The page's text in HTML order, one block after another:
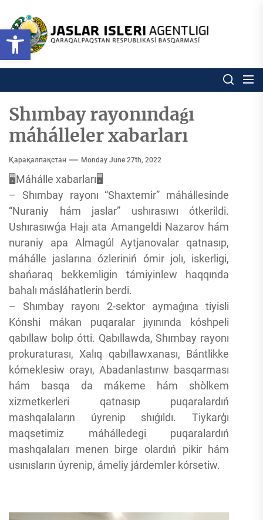
Open toolbar
content
Respublikası
basqarması
Ózbekstan jaslar isleri
Shımbay rayonındaǵı
máhálleler xabarları
Қарақалпақстан Monday June 27th, 2022
🖥Máhálle xabarları🖥
– Shımbay rayonı “Shaxtemir” máhállesinde
“Nuraniy hám jaslar” ushırasıwı ótkerildi.
Ushırasıwǵa Hajı ata Amangeldi Nazarov hám
nuraniy apa Almagúl Aytjanovalar qatnasıp,
máhálle jaslarına ózleriniń ómir jolı, iskerligi,
shańaraq bekkemligin támiyinlew haqqında
bahalı másláhatlerin berdi.
– Shımbay rayonı 2-sektor aymaǵına tiyisli
Kónshi mákan puqaralar jıyınında kóshpeli
qabıllaw bolıp ótti. Qabıllawda, Shımbay rayonı
prokuraturası, Xalıq qabıllawxanası, Bántlikke
kómeklesiw orayı, Abadanlastırıw basqarması
hám basqa da mákeme hám shòlkem
xizmetkerleri qatnasıp puqaralardıń
mashqalaların úyrenip shıǵıldı. Tiykarģı
maqsetimiz máhálledegi puqaralardıń
mashqalaları menen birge olardıń pikir hám
usınısların úyrenip, ámeliy járdemler kórsetiw.